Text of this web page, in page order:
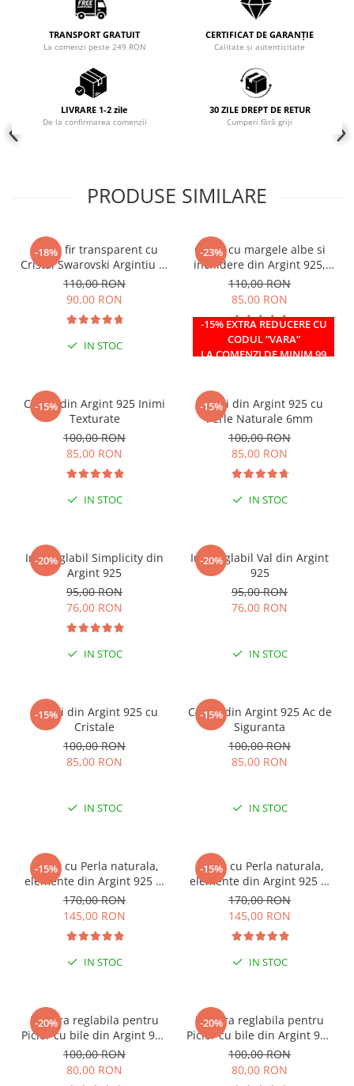
Coliere cu mărgele colorate și
Coliere cu pietre semiprețioase
TRANSPORT GRATUIT
La comenzi peste 249 RON
CERTIFICAT DE GARANȚIE
Calitate și autenticitate
LIVRARE 1-2 zile
De la confirmarea comenzii
30 ZILE DREPT DE RETUR
Cumperi fără griji
PRODUSE SIMILARE
-18%
Colier fir transparent cu
Cristal Swarovski Argintiu in
Caseta din Argint 925
110,00 RON
90,00 RON
IN STOC
-23%
-15% EXTRA REDUCERE CU
CODUL ”VARA”
LA COMENZI DE MINIM 99
Colier cu margele albe si
inchidere din Argint 925,
reglabil 38-41 cm
110,00 RON
85,00 RON
IN STOC
-15%
Cercei din Argint 925 Inimi
Texturate
100,00 RON
85,00 RON
IN STOC
-15%
Cercei din Argint 925 cu
Perle Naturale 6mm
100,00 RON
85,00 RON
IN STOC
-20%
Inel reglabil Simplicity din
Argint 925
95,00 RON
76,00 RON
IN STOC
-20%
Inel reglabil Val din Argint
925
95,00 RON
76,00 RON
IN STOC
-15%
Cercei din Argint 925 cu
Cristale
100,00 RON
85,00 RON
IN STOC
-15%
Cercei din Argint 925 Ac de
Siguranta
100,00 RON
85,00 RON
IN STOC
-15%
Colier cu Perla naturala,
elemente din Argint 925 si
margele Miyuki, multicolor
170,00 RON
145,00 RON
IN STOC
-15%
Colier cu Perla naturala,
elemente din Argint 925 si
margele Miyuki, verde/kiwi
170,00 RON
145,00 RON
IN STOC
-20%
Bratara reglabila pentru
Picior cu bile din Argint 925
si margele Miyuki rosii
100,00 RON
80,00 RON
-20%
Bratara reglabila pentru
Picior cu bile din Argint 925
si margele Miyuki verzi
100,00 RON
80,00 RON